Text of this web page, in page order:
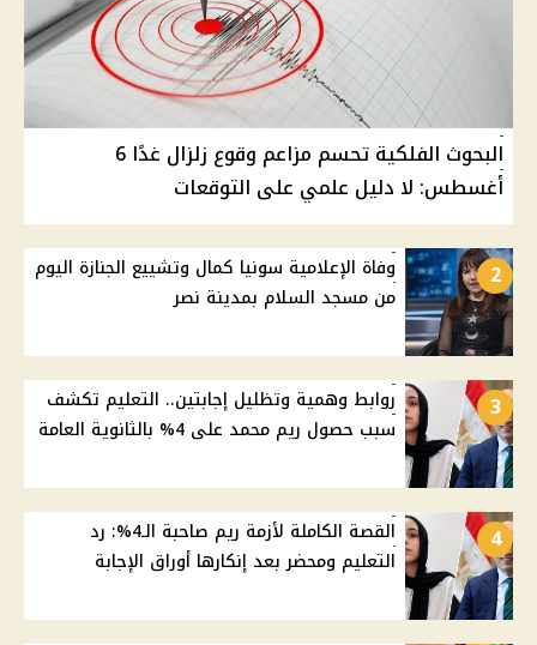
البحوث الفلكية تحسم مزاعم وقوع زلزال غدًا 6
أغسطس: لا دليل علمي على التوقعات
2
وفاة الإعلامية سونيا كمال وتشييع الجنازة اليوم
من مسجد السلام بمدينة نصر
3
روابط وهمية وتظليل إجابتين.. التعليم تكشف
سبب حصول ريم محمد على 4% بالثانوية العامة
4
القصة الكاملة لأزمة ريم صاحبة الـ4%: رد
التعليم ومحضر بعد إنكارها أوراق الإجابة